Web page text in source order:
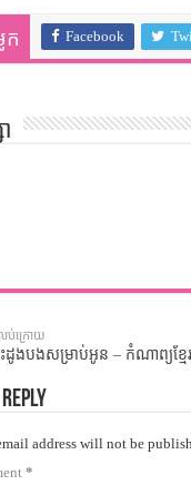
ក Facebook
ប់ក្រោយ
ដូងបងសម្រាប់អូន – កំណាព្យខ្មែរ
address will not be
*